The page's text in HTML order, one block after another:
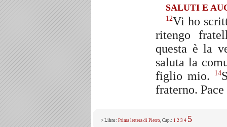
SALUTI E
12Vi ho
ritengo
questa è la
saluta la
figlio mio.
14
fraterno.
> Libro: Prima lettera di Pietro, Cap.: 1 2 3 4 5